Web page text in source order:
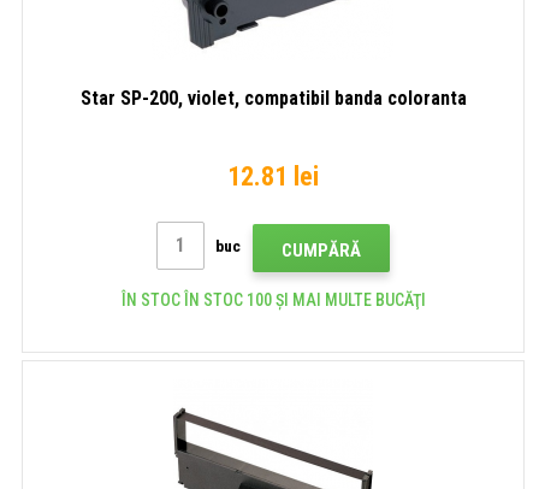
Star SP-200, violet, compatibil banda coloranta
12.81 lei
buc CUMPĂRĂ
ÎN STOC ÎN STOC 100 ȘI MAI MULTE BUCĂŢI